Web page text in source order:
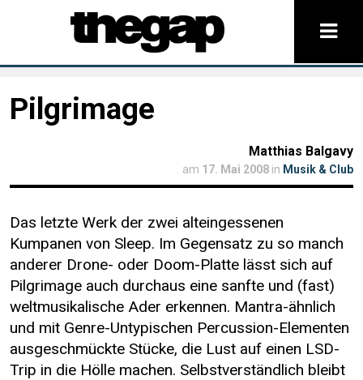
Pilgrimage
Matthias Balgavy
am 17. Mai 2008 in Musik & Club
Das letzte Werk der zwei alteingessenen
Kumpanen von Sleep. Im Gegensatz zu so manch
anderer Drone- oder Doom-Platte lässt sich auf
Pilgrimage auch durchaus eine sanfte und (fast)
weltmusikalische Ader erkennen. Mantra-ähnlich
und mit Genre-Untypischen Percussion-Elementen
ausgeschmückte Stücke, die Lust auf einen LSD-
Trip in die Hölle machen. Selbstverständlich bleibt